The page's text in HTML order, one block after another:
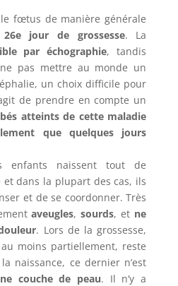
fœtus de manière générale
jour de grossesse. La
par échographie, tandis
pas mettre au monde un
un choix difficile pour
de prendre en compte un
atteints de cette maladie
que quelques jours
enfants naissent tout de
et dans la plupart des cas, ils
et de se coordonner. Très
aveugles,sourds, et ne
. Lors de la grossesse,
moins partiellement, reste
naissance, ce dernier n’est
couche de peau. Il n’y a